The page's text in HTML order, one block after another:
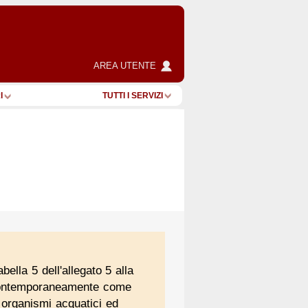
AREA UTENTE
TUTTI I SERVIZI
5 dell'allegato 5 alla
come
acquatici ed